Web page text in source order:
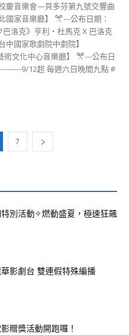
慶音樂會—貝多芬第九號交響曲
國家音樂廳】
---公布日期：
洛克》亨利‧杜馬克 X 巴洛克
中國家歌劇院中劇院】
文化中心音樂廳】
---公布日
9/12起 每週六日晚間九點 #
7
別活動✧燃動盛夏，極速狂飆
影劇台 雙連假特殊編播
贈獎活動開跑囉！